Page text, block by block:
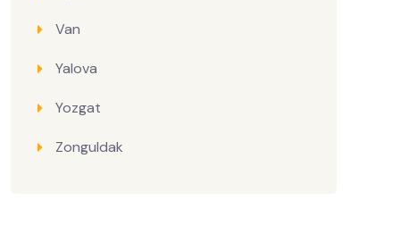
Van
Yalova
Yozgat
Zonguldak